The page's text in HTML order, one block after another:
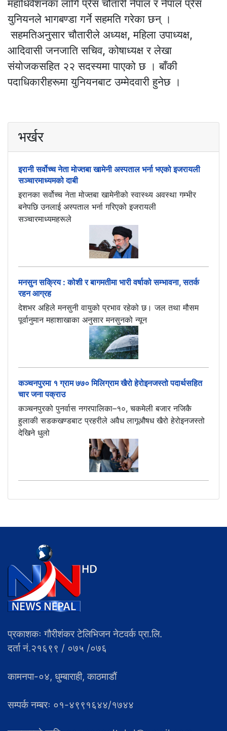
महाधिवेशनका लागि प्रेस चौतारी नेपाल र नेपाल प्रेस
युनियनले भागबण्डा गर्ने सहमति गरेका छन् ।
सहमतिअनुसार चौतारीले अध्यक्ष, महिला उपाध्यक्ष,
आदिवासी जनजाति सचिव, कोषाध्यक्ष र लेखा
संयोजकसहित २२ सदस्यमा पाएको छ । बाँकी
पदाधिकारीहरूमा युनियनबाट उम्मेदवारी हुनेछ ।
भर्खर
इरानी सर्वोच्च नेता मोज्तबा खामेनी अस्पताल भर्ना भएको इजरायली
सञ्चारमाध्यमको दाबी
इरानका सर्वोच्च नेता मोज्तबा खामेनीको स्वास्थ्य अवस्था गम्भीर
बनेपछि उनलाई अस्पताल भर्ना गरिएको इजरायली
सञ्चारमाध्यमहरूले
मनसुन सक्रिय : कोशी र बागमतीमा भारी वर्षाको सम्भावना, सतर्क
रहन आग्रह
देशभर अहिले मनसुनी वायुको प्रभाव रहेको छ। जल तथा मौसम
पूर्वानुमान महाशाखाका अनुसार मनसुनको न्यून
कञ्चनपुरमा १ ग्राम ७७० मिलिग्राम खैरो हेरोइनजस्तो पदार्थसहित
चार जना पक्राउ
कञ्चनपुरको पुनर्वास नगरपालिका–१०, चकमेली बजार नजिकै
हुलाकी सडकखण्डबाट प्रहरीले अवैध लागूऔषध खैरो हेरोइनजस्तो
देखिने धुलो
प्रकाशकः गौरीशंकर टेलिभिजन नेटवर्क प्रा.लि.
दर्ता नं.२१६९९ / ०७५ /०७६
कामनपा-०४, धुम्बाराही, काठमाडौं
सम्पर्क नम्बरः ०१-४९९१६४४/१७४४